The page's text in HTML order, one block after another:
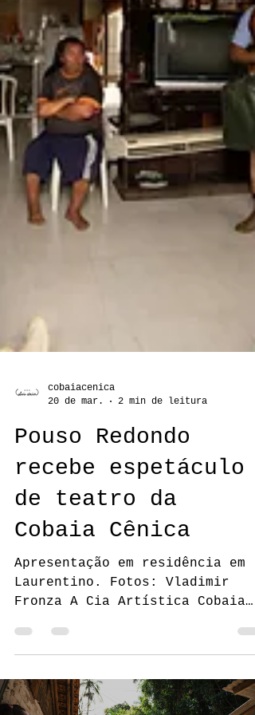
cobaiacenica
20 de mar.
2 min de leitura
Pouso Redondo
recebe espetáculo
de teatro da
Cobaia Cênica